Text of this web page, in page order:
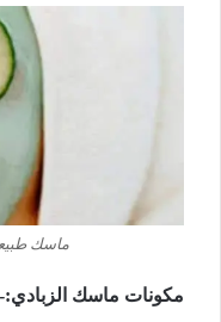
ماسك
مكونات ماسك الزبادي:-